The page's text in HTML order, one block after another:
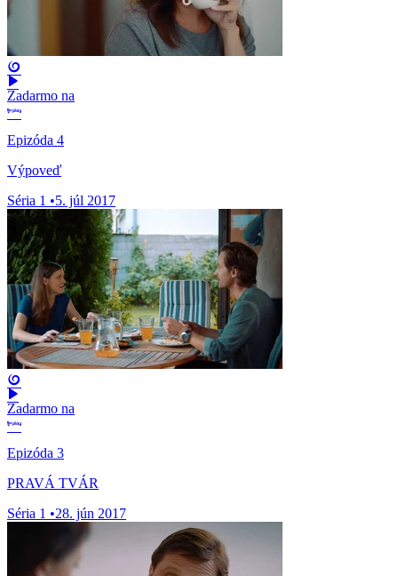
Zadarmo na
Epizóda 4
Výpoveď
Séria 1 •5. júl 2017
Zadarmo na
Epizóda 3
PRAVÁ TVÁR
Séria 1 •28. jún 2017